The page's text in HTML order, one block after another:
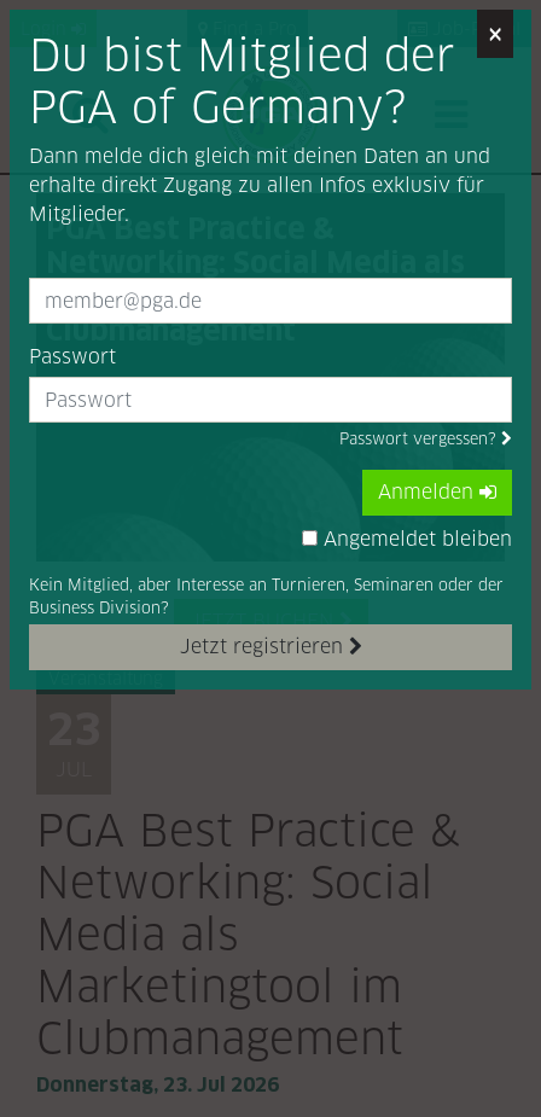
Job-Portal
PGA Best Practice &
Marketingtool im
Clubmanagement
PGA Best Practice &
Networking: Social
Media als
Marketingtool im
Clubmanagement
Donnerstag, 23. Jul 2026
JETZT BUCHEN 
×
Du bist Mitglied der
PGA of Germany?
Dann melde dich gleich mit deinen Daten an und
erhalte direkt Zugang zu allen Infos exklusiv für
Mitglieder.
Passwort
Passwort vergessen?
Jetzt registrieren
Kein Mitglied, aber Interesse an Turnieren, Seminaren oder der
Business Division?
Anmelden
Angemeldet bleiben